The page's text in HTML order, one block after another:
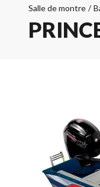
Salle de montre /